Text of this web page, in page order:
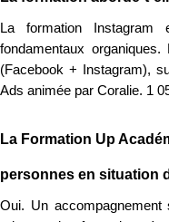
La formation Instagram
fondamentaux
(Facebook + Instagram),
Ads animée par Coralie. 1
La Formation Up
personnes en situation
Oui. Un